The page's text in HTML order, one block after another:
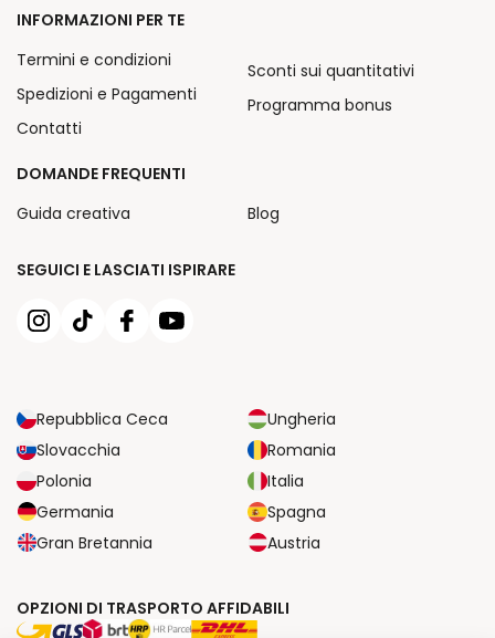
SEGUICI E LASCIATI ISPIRARE
Repubblica Ceca
Ungheria
Slovacchia
Romania
Polonia
Italia
Germania
Spagna
Gran Bretannia
Austria
INFORMAZIONI PER TE
Termini e condizioni
Spedizioni e Pagamenti
Contatti
Sconti sui quantitativi
Programma bonus
DOMANDE FREQUENTI
Guida creativa
Blog
OPZIONI DI TRASPORTO AFFIDABILI